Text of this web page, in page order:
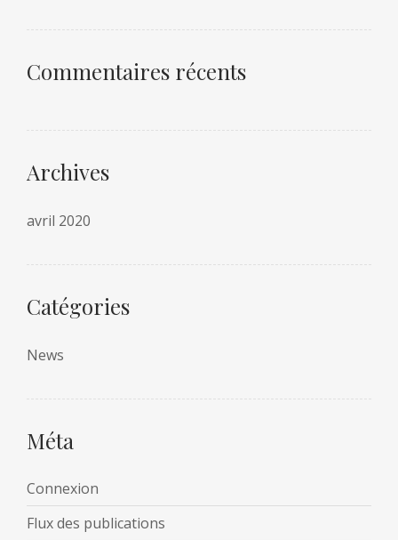
Commentaires récents
Archives
avril 2020
Catégories
News
Méta
Connexion
Flux des publications